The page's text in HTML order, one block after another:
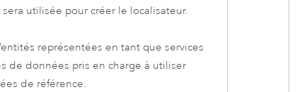
utilisée pour créer le localisateur.
représentées en tant que services
de données pris en charge à utiliser
de référence.